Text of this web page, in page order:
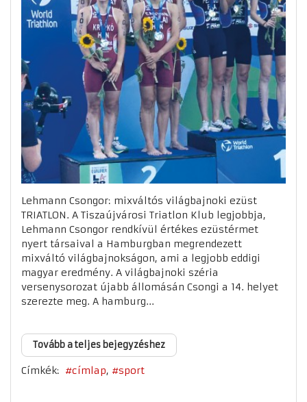
Lehmann Csongor: mixváltós világbajnoki ezüst
TRIATLON. A Tiszaújvárosi Triatlon Klub legjobbja,
Lehmann Csongor rendkívül értékes ezüstérmet
nyert társaival a Hamburgban megrendezett
mixváltó világbajnokságon, ami a legjobb eddigi
magyar eredmény. A világbajnoki széria
versenysorozat újabb állomásán Csongi a 14. helyet
szerezte meg. A hamburg...
Tovább a teljes bejegyzéshez
Címkék: címlap sport